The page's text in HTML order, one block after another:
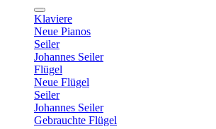
Klaviere
Neue Pianos
Seiler
Johannes Seiler
Flügel
Neue Flügel
Seiler
Johannes Seiler
Gebrauchte Flügel